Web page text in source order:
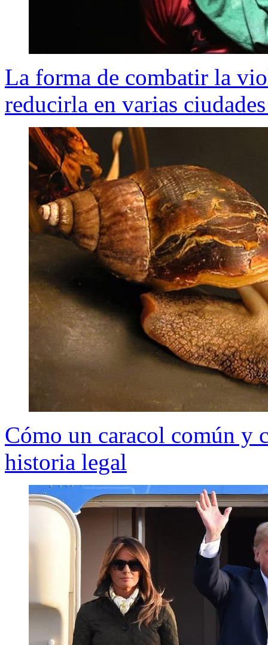
La forma de combatir la
reducirla en varias
Cómo un caracol común y
historia legal